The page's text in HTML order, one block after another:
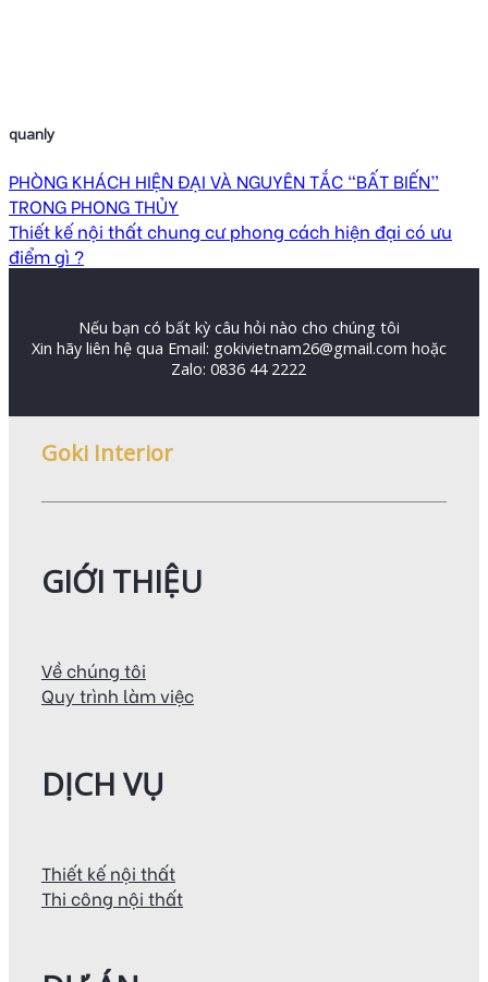
quanly
PHÒNG KHÁCH HIỆN ĐẠI VÀ NGUYÊN TẮC “BẤT BIẾN”
TRONG PHONG THỦY
Thiết kế nội thất chung cư phong cách hiện đại có ưu
điểm gì ?
Nếu bạn có bất kỳ câu hỏi nào cho chúng tôi
Xin hãy liên hệ qua Email: gokivietnam26@gmail.com hoặc
Zalo: 0836 44 2222
Goki Interior
GIỚI THIỆU
Về chúng tôi
Quy trình làm việc
DỊCH VỤ
Thiết kế nội thất
Thi công nội thất